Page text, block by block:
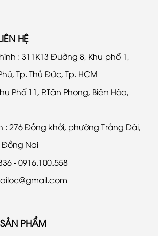
HỆ
: 311K13 Đường 8, Khu phố 1,
Tp. Thủ Đức, Tp. HCM
Phố 11, P.Tân Phong, Biên Hòa,
: 276 Đồng khởi, phường Trảng Dài,
Đồng Nai
- 0916.100.558
PHẨM